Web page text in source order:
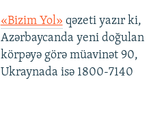
«Bizim Yol» qəzeti yazır ki,
Azərbaycanda yeni doğulan
körpəyə görə müavinət 90,
Ukraynada isə 1800-7140